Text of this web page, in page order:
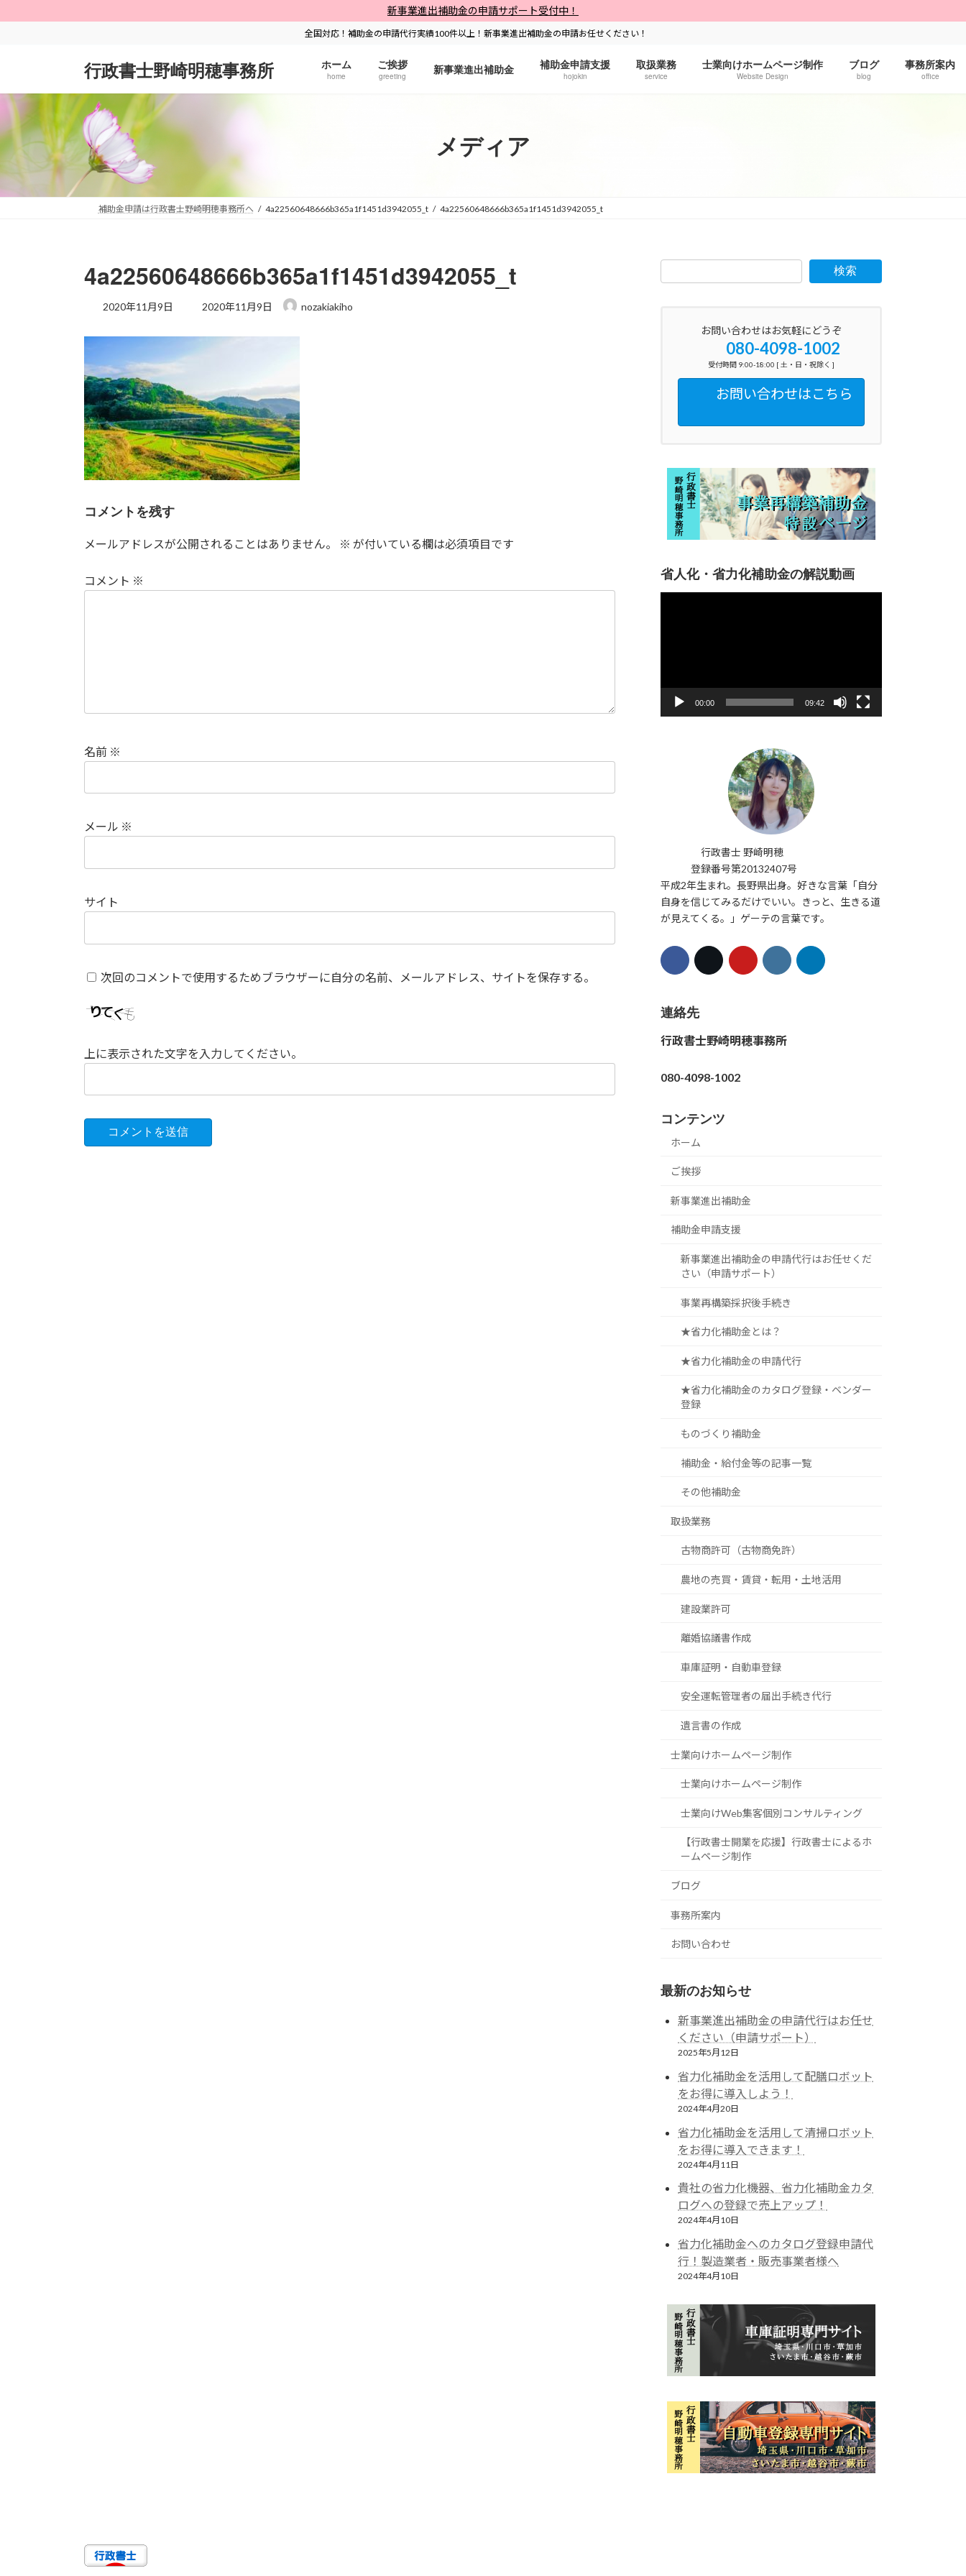
ン
へ
キ
ッ
ビ
ョ
に
移
新事業進出補助金の申請サポート受付中！
全国対応！補助金の申請代行実績100件以上！新事業進出補助金の申請お任せください！
行政書士野崎明穂事務所 ホーム
home
ご挨拶
greeting 新事業進出補助金 補助金申請支援
hojokin
取扱業務
service
士業向けホームページ制作
Website Design
ブログ
blog
事務所案内
office
メディア
補助金申請は行政書士野崎明穂事務所へ 4a22560648666b365a1f1451d3942055_t 4a22560648666b365a1f1451d3942055_t
4a22560648666b365a1f1451d3942055_t
2020年11月9日
最
2020年11月9日 nozakiakiho
コメントを残す
メールアドレスが公開されることはありません。 ※ が付いている欄は必須項目です
コメント ※
名前 ※
メール ※
サイト
次回のコメントで使用するためブラウザーに自分の名前、メールアドレス、サイトを保存する。
上に表示された文字を入力してください。
検索
お問い合わせはお気軽にどうぞ
080-4098-1002
受付時間 9:00-18:00 [ 土・日・祝除く ]
お問い合わせはこちら
省人化・省力化補助金の解説動画
ヤ
00:00 09:42
行政書士 野崎明穂
登録番号第20132407号
平成2年生まれ。長野県出身。好きな言葉「自分
自身を信じてみるだけでいい。きっと、生きる道
が見えてくる。」ゲーテの言葉です。
連絡先
行政書士野崎明穂事務所
080-4098-1002
コンテンツ
ホーム
ご挨拶
新事業進出補助金
補助金申請支援
新事業進出補助金の申請代行はお任せくだ
さい（申請サポート）
事業再構築採択後手続き
★省力化補助金とは？
★省力化補助金の申請代行
★省力化補助金のカタログ登録・ベンダー
登録
ものづくり補助金
補助金・給付金等の記事一覧
その他補助金
取扱業務
古物商許可（古物商免許）
農地の売買・賃貸・転用・土地活用
建設業許可
離婚協議書作成
車庫証明・自動車登録
安全運転管理者の届出手続き代行
遺言書の作成
士業向けホームページ制作
士業向けホームページ制作
士業向けWeb集客個別コンサルティング
【行政書士開業を応援】行政書士によるホ
ームページ制作
ブログ
事務所案内
お問い合わせ
最新のお知らせ
新事業進出補助金の申請代行はお任せ
ください（申請サポート）
2025年5月12日
省力化補助金を活用して配膳ロボット
をお得に導入しよう！
2024年4月20日
省力化補助金を活用して清掃ロボット
をお得に導入できます！
2024年4月11日
貴社の省力化機器、省力化補助金カタ
ログへの登録で売上アップ！
2024年4月10日
省力化補助金へのカタログ登録申請代
行！製造業者・販売事業者様へ
2024年4月10日